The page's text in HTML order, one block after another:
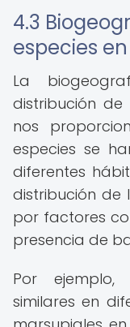
4.3
especies
La
distribución
nos
especies se
diferentes
distribución de
por factores
presencia de
Por
similares en